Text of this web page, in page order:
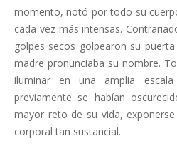
momento, notó por todo su
cada vez más intensas.
golpes secos golpearon su
madre pronunciaba su nombre.
iluminar en una amplia
previamente se habían
mayor reto de su vida,
corporal tan sustancial.